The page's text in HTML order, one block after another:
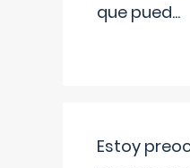
que pued...
Estoy